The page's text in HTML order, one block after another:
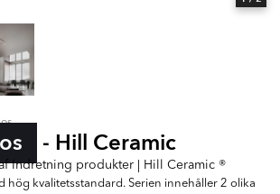
- Hill Ceramic
Indretning produkter | Hill Ceramic ®
hög kvalitetsstandard. Serien innehåller 2 olika